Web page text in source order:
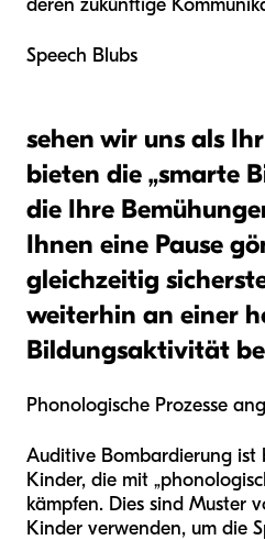
Speech Blubs
sehen wir uns als
bieten die „smarte
die Ihre
Ihnen eine Pause
gleichzeitig
weiterhin an einer
Bildungsaktivität
Phonologische Prozesse
Auditive Bombardierung ist
Kinder, die mit
kämpfen. Dies sind Muster
Kinder verwenden, um die